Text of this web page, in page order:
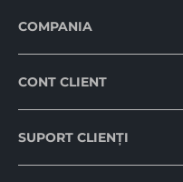
COMPANIA
CONT CLIENT
SUPORT CLIENȚI